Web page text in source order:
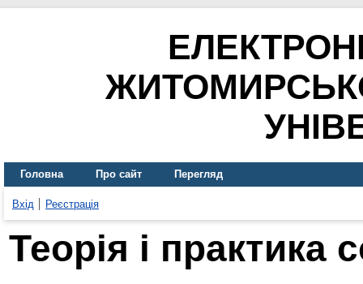
Головна Про сайт Перегляд
Вхід Реєстрація
Теорія і практика